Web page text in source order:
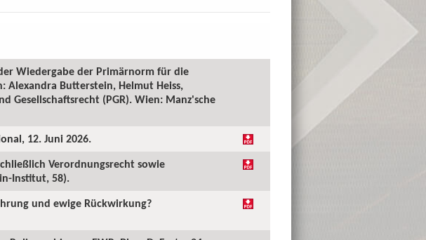
Wiedergabe der Primärnorm für die
Alexandra Butterstein, Helmut Heiss,
Gesellschaftsrecht (PGR). Wien: Manz'sche
12. Juni 2026.
Verordnungsrecht sowie
Institut, 58).
und ewige Rückwirkung?